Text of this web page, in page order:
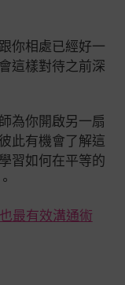
你相處已經好一
這樣對待之前深
為你開啟另一扇
此有機會了解這
習如何在平等的
最有效溝通術